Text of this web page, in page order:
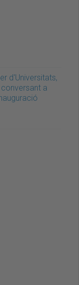
d'Universitats,
a